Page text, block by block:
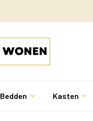
Bedden Kasten